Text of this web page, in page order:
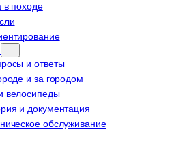
в походе
и ответы
и за городом
велосипеды
и документация
обслуживание